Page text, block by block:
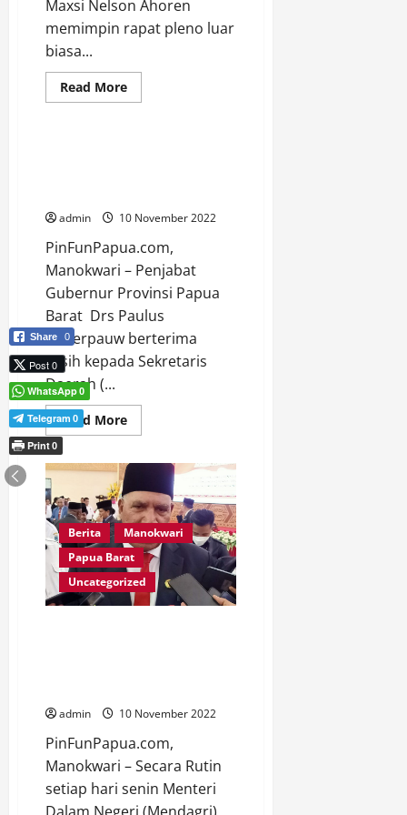
Maxsi Nelson Ahoren
memimpin rapat pleno luar
biasa...
Read MoreRead
more
Keluarga
Ke
MRPB
lakukan
Rapat
Pleno
Luar
Biasa
Berita
Papua Barat
Uncategorized
admin 10 November 2022
PinFunPapua.com,
Manokwari – Penjabat
Gubernur Provinsi Papua
Barat Drs Paulus
Waterpauw berterima
kasih kepada Sekretaris
Daerah (...
Read MoreRead
more
Gubernur
Berterima
Kasih
Kepada
Sekda
Nataniel
Mandacan
Berita
Manokwari
Papua Barat
Uncategorized
admin 10 November 2022
PinFunPapua.com,
Manokwari – Secara Rutin
setiap hari senin Menteri
Share 0
Post 0
WhatsApp0
Telegram 0
Print0